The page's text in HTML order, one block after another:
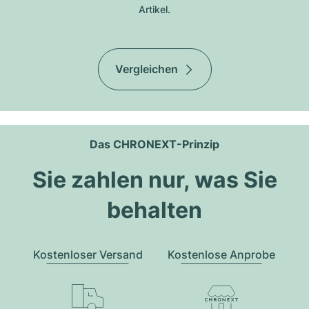
Artikel.
Vergleichen
Das CHRONEXT-Prinzip
Sie zahlen nur, was Sie
behalten
Kostenloser Versand Kostenlose Anprobe